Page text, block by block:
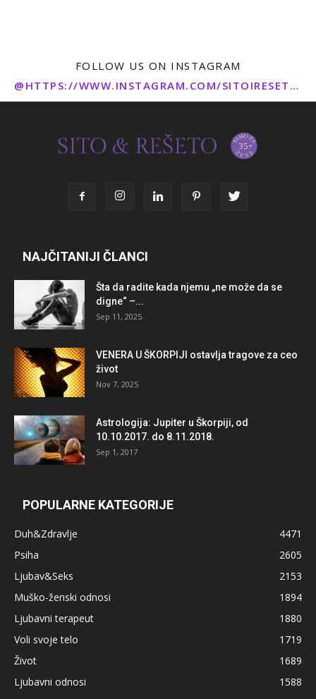
FOLLOW US ON INSTAGRAM
@HTTPS://WWW.INSTAGRAM.COM/SITOIRESETO/
NAJČITANIJI ČLANCI
Šta da radite kada njemu „ne može da se
digne“ –...
Sep 11, 2025
VENERA U ŠKORPIJI ostavlja tragove za ceo
život
Nov 7, 2025
Astrologija: Jupiter u Škorpiji, od
10.10.2017. do 8.11.2018.
Sep 1, 2017
POPULARNE KATEGORIJE
Duh&Zdravlje
4471
Psiha
2605
Ljubav&Seks
2153
Muško-ženski odnosi
1894
Ljubavni terapeut
1880
Voli svoje telo
1719
Život
1689
Ljubavni odnosi
1588